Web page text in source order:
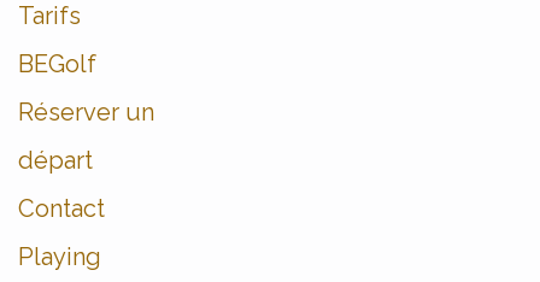
Tarifs
BEGolf
Réserver un
départ
Contact
Playing